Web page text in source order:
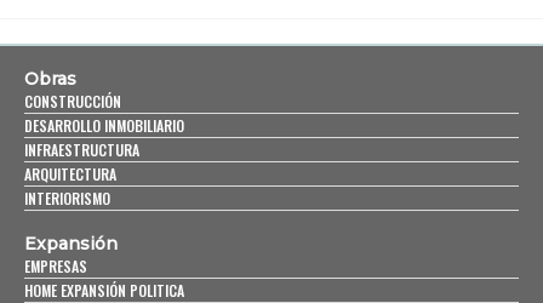
Obras
CONSTRUCCIÓN
DESARROLLO INMOBILIARIO
INFRAESTRUCTURA
ARQUITECTURA
INTERIORISMO
Expansión
EMPRESAS
HOME EXPANSIÓN POLITICA